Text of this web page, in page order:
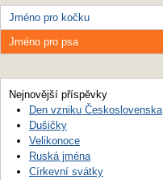
Jméno pro kočku
Jméno pro psa
Nejnovější příspěvky
Den vzniku Československa
Dušičky
Velikonoce
Ruská jména
Církevní svátky